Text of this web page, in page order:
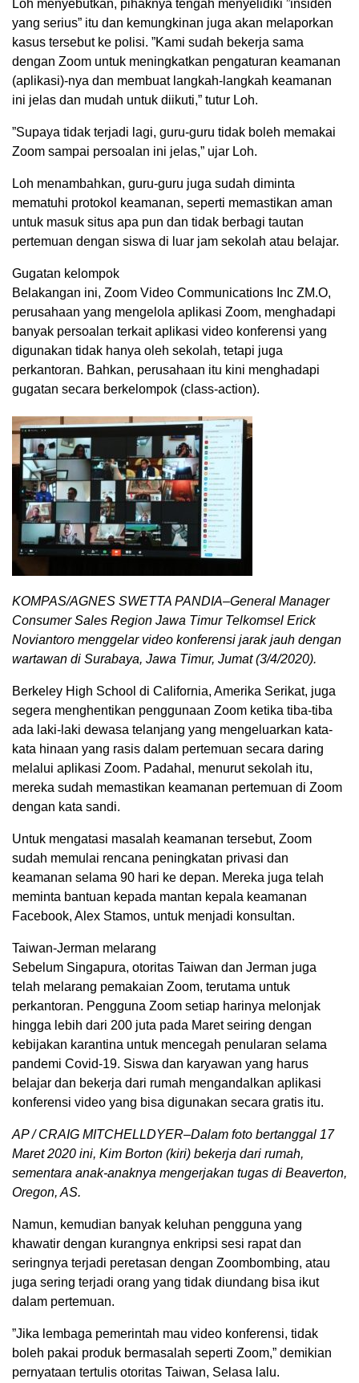
Loh menyebutkan, pihaknya tengah menyelidiki ”insiden
yang serius” itu dan kemungkinan juga akan melaporkan
kasus tersebut ke polisi. ”Kami sudah bekerja sama
dengan Zoom untuk meningkatkan pengaturan keamanan
(aplikasi)-nya dan membuat langkah-langkah keamanan
ini jelas dan mudah untuk diikuti,” tutur Loh.
”Supaya tidak terjadi lagi, guru-guru tidak boleh memakai
Zoom sampai persoalan ini jelas,” ujar Loh.
Loh menambahkan, guru-guru juga sudah diminta
mematuhi protokol keamanan, seperti memastikan aman
untuk masuk situs apa pun dan tidak berbagi tautan
pertemuan dengan siswa di luar jam sekolah atau belajar.
Gugatan kelompok
Belakangan ini, Zoom Video Communications Inc ZM.O,
perusahaan yang mengelola aplikasi Zoom, menghadapi
banyak persoalan terkait aplikasi video konferensi yang
digunakan tidak hanya oleh sekolah, tetapi juga
perkantoran. Bahkan, perusahaan itu kini menghadapi
gugatan secara berkelompok (class-action).
KOMPAS/AGNES SWETTA PANDIA–General Manager
Consumer Sales Region Jawa Timur Telkomsel Erick
Noviantoro menggelar video konferensi jarak jauh dengan
wartawan di Surabaya, Jawa Timur, Jumat (3/4/2020).
Berkeley High School di California, Amerika Serikat, juga
segera menghentikan penggunaan Zoom ketika tiba-tiba
ada laki-laki dewasa telanjang yang mengeluarkan kata-
kata hinaan yang rasis dalam pertemuan secara daring
melalui aplikasi Zoom. Padahal, menurut sekolah itu,
mereka sudah memastikan keamanan pertemuan di Zoom
dengan kata sandi.
Untuk mengatasi masalah keamanan tersebut, Zoom
sudah memulai rencana peningkatan privasi dan
keamanan selama 90 hari ke depan. Mereka juga telah
meminta bantuan kepada mantan kepala keamanan
Facebook, Alex Stamos, untuk menjadi konsultan.
Taiwan-Jerman melarang
Sebelum Singapura, otoritas Taiwan dan Jerman juga
telah melarang pemakaian Zoom, terutama untuk
perkantoran. Pengguna Zoom setiap harinya melonjak
hingga lebih dari 200 juta pada Maret seiring dengan
kebijakan karantina untuk mencegah penularan selama
pandemi Covid-19. Siswa dan karyawan yang harus
belajar dan bekerja dari rumah mengandalkan aplikasi
konferensi video yang bisa digunakan secara gratis itu.
AP / CRAIG MITCHELLDYER–Dalam foto bertanggal 17
Maret 2020 ini, Kim Borton (kiri) bekerja dari rumah,
sementara anak-anaknya mengerjakan tugas di Beaverton,
Oregon, AS.
Namun, kemudian banyak keluhan pengguna yang
khawatir dengan kurangnya enkripsi sesi rapat dan
seringnya terjadi peretasan dengan Zoombombing, atau
juga sering terjadi orang yang tidak diundang bisa ikut
dalam pertemuan.
”Jika lembaga pemerintah mau video konferensi, tidak
boleh pakai produk bermasalah seperti Zoom,” demikian
pernyataan tertulis otoritas Taiwan, Selasa lalu.